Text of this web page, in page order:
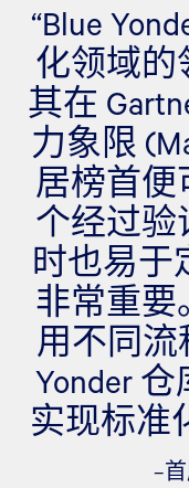
“Blue
化领域的
其在
力象限
居榜首便
个经过验
时也易于
非常重要
用不同流
Yonder
实现标准
–